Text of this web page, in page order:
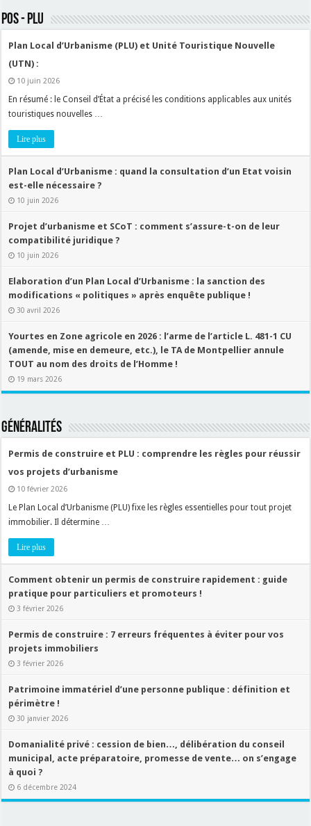
POS - PLU
Plan Local d’Urbanisme (PLU) et Unité Touristique Nouvelle
(UTN) :
10 juin 2026
En résumé : le Conseil d’État a précisé les conditions applicables aux unités
touristiques nouvelles …
Lire plus
Plan Local d’Urbanisme : quand la consultation d’un Etat voisin
est-elle nécessaire ?
10 juin 2026
Projet d’urbanisme et SCoT : comment s’assure-t-on de leur
compatibilité juridique ?
10 juin 2026
Elaboration d’un Plan Local d’Urbanisme : la sanction des
modifications « politiques » après enquête publique !
30 avril 2026
Yourtes en Zone agricole en 2026 : l’arme de l’article L. 481-1 CU
(amende, mise en demeure, etc.), le TA de Montpellier annule
TOUT au nom des droits de l’Homme !
19 mars 2026
Généralités
Permis de construire et PLU : comprendre les règles pour réussir
vos projets d’urbanisme
10 février 2026
Le Plan Local d’Urbanisme (PLU) fixe les règles essentielles pour tout projet
immobilier. Il détermine …
Lire plus
Comment obtenir un permis de construire rapidement : guide
pratique pour particuliers et promoteurs !
3 février 2026
Permis de construire : 7 erreurs fréquentes à éviter pour vos
projets immobiliers
3 février 2026
Patrimoine immatériel d’une personne publique : définition et
périmètre !
30 janvier 2026
Domanialité privé : cession de bien…, délibération du conseil
municipal, acte préparatoire, promesse de vente… on s’engage
à quoi ?
6 décembre 2024